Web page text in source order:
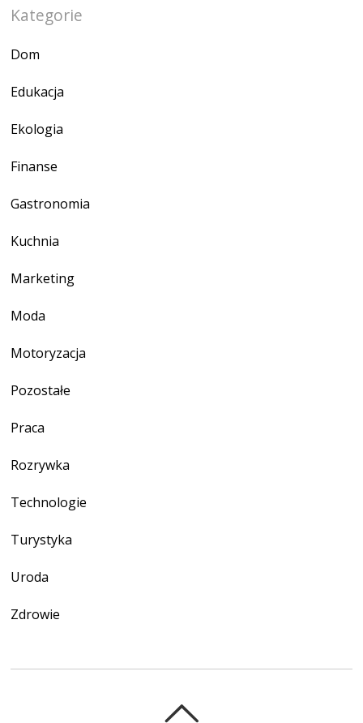
Kategorie
Dom
Edukacja
Ekologia
Finanse
Gastronomia
Kuchnia
Marketing
Moda
Motoryzacja
Pozostałe
Praca
Rozrywka
Technologie
Turystyka
Uroda
Zdrowie